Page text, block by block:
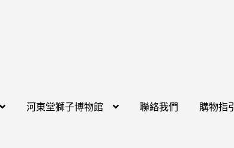
河東堂獅子博物館 聯絡我們 購物指引